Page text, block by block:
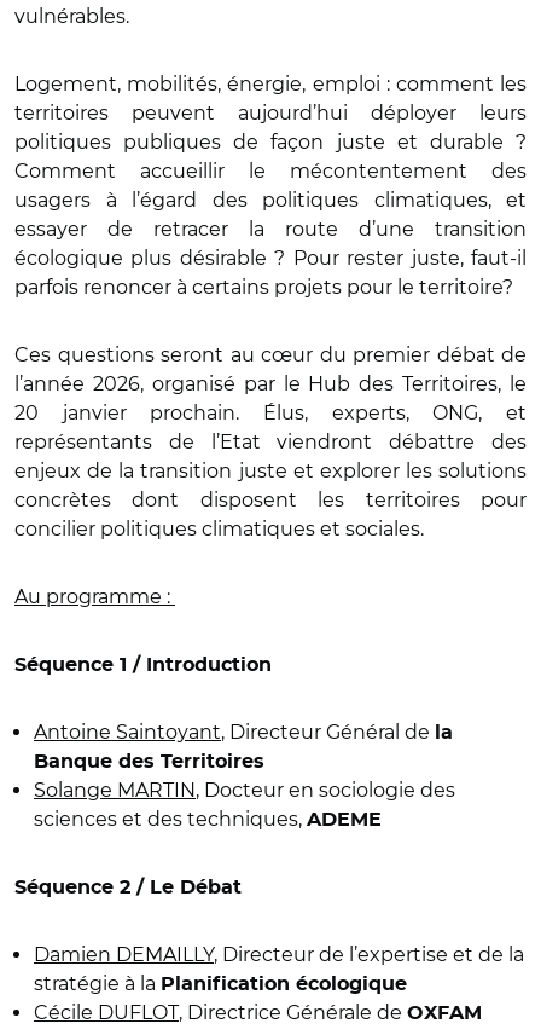
vulnérables.
Logement, mobilités, énergie, emploi : comment les
territoires peuvent aujourd’hui déployer leurs
politiques publiques de façon juste et durable ?
Comment accueillir le mécontentement des
usagers à l’égard des politiques climatiques, et
essayer de retracer la route d’une transition
écologique plus désirable ? Pour rester juste, faut-il
parfois renoncer à certains projets pour le territoire?
Ces questions seront au cœur du premier débat de
l’année 2026, organisé par le Hub des Territoires, le
20 janvier prochain. Élus, experts, ONG, et
représentants de l’Etat viendront débattre des
enjeux de la transition juste et explorer les solutions
concrètes dont disposent les territoires pour
concilier politiques climatiques et sociales.
Au programme :
Séquence 1 / Introduction
Antoine Saintoyant, Directeur Général de
la
Banque des Territoires
Solange MARTIN, Docteur en sociologie des
sciences et des techniques, ADEME
Séquence 2 / Le Débat
Damien DEMAILLY, Directeur de l’expertise et de la
stratégie à la Planification écologique
Cécile DUFLOT, Directrice Générale de OXFAM